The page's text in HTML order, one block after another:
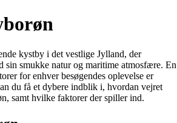
kystby i det vestlige Jylland, der
sin smukke natur og maritime atmosfære. En
for enhver besøgendes oplevelse er
du få et dybere indblik i, hvordan vejret
samt hvilke faktorer der spiller ind.